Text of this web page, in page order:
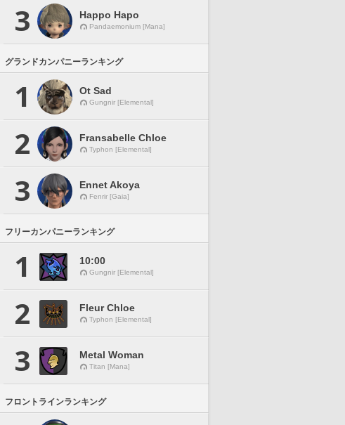
3 Happo Hapo
Pandaemonium [Mana]
グランドカンパニーランキング
1 Ot Sad
Gungnir [Elemental]
2 Fransabelle Chloe
Typhon [Elemental]
3 Ennet Akoya
Fenrir [Gaia]
フリーカンパニーランキング
1 10:00
Gungnir [Elemental]
2 Fleur Chloe
Typhon [Elemental]
3 Metal Woman
Titan [Mana]
フロントラインランキング